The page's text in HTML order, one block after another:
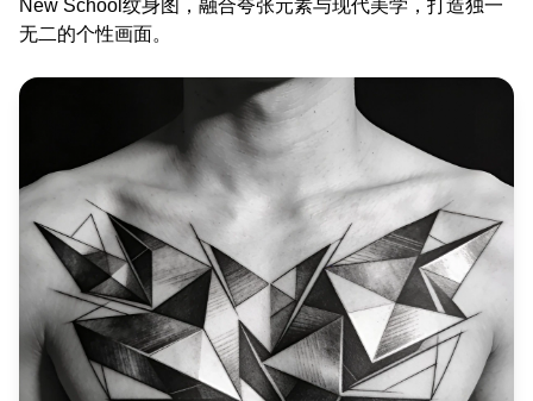
New School纹身图，融合夸张元素与现代美学，打造独一
无二的个性画面。